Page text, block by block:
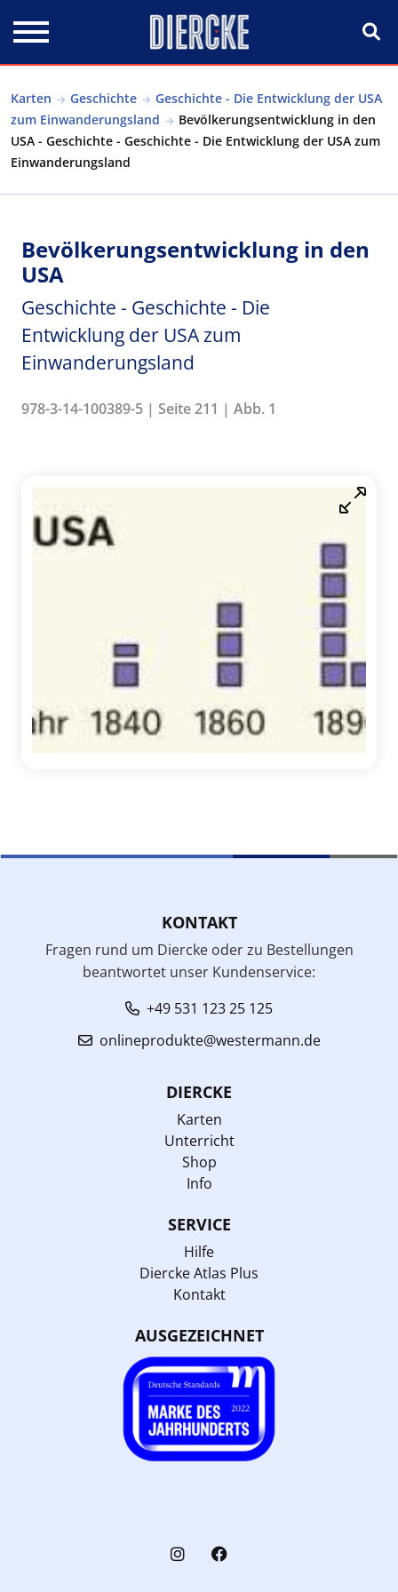
Karten Geschichte
Geschichte - Die Entwicklung der USA
zum Einwanderungsland
Bevölkerungsentwicklung in den
USA - Geschichte - Geschichte - Die Entwicklung der USA zum
Einwanderungsland
Bevölkerungsentwicklung in den
USA
Geschichte - Geschichte - Die
Entwicklung der USA zum
Einwanderungsland
978-3-14-100389-5 | Seite 211 | Abb. 1
KONTAKT
Fragen rund um Diercke oder zu Bestellungen
beantwortet unser Kundenservice:
+49 531 123 25 125
onlineprodukte@westermann.de
DIERCKE
Karten
Unterricht
Shop
Info
SERVICE
Hilfe
Diercke Atlas Plus
Kontakt
AUSGEZEICHNET